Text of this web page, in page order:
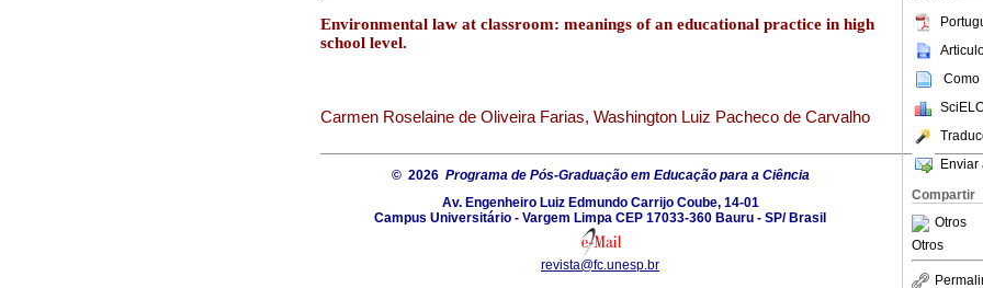
Como
Enviar
Compartir
Otros
Otros
Environmental law at classroom: meanings of an educational practice in high
school level.
Carmen Roselaine de Oliveira Farias, Washington Luiz Pacheco de Carvalho
© 2026 Programa de Pós-Graduação em Educação para a Ciência
Av. Engenheiro Luiz Edmundo Carrijo Coube, 14-01
Campus Universitário - Vargem Limpa CEP 17033-360 Bauru - SP/ Brasil
revista@fc.unesp.br